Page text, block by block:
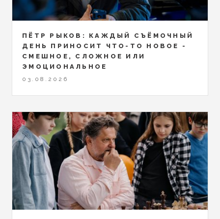
ПЁТР РЫКОВ: КАЖДЫЙ СЪЁМОЧНЫЙ
ДЕНЬ ПРИНОСИТ ЧТО-ТО НОВОЕ -
СМЕШНОЕ, СЛОЖНОЕ ИЛИ
ЭМОЦИОНАЛЬНОЕ
03.08.2026